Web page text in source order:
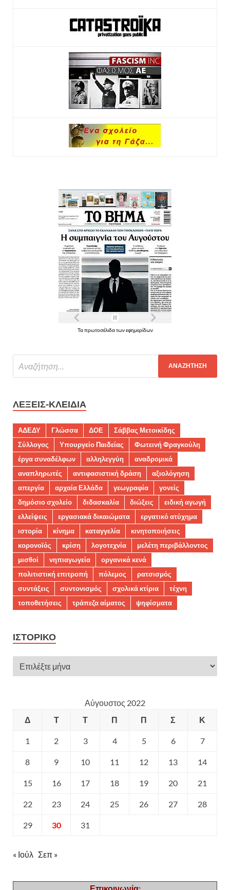
Τα πρωτοσέλιδα των εφημερίδων
ΛΈΞΕΙΣ-ΚΛΕΙΔΙΆ
ΑΔΕΔΥ Γλώσσα ΔΟΕ
Σάββας Μετοικίδης
Σύλλογος
Υπουργείο Παιδείας
Φωτεινή Φραγκούλη
έργα συναδέλφων
αλληλεγγύη
αναδρομικά
αναπληρωτές
αντιφασιστική δράση
αξιολόγηση
απεργία
αρχαία Ελλάδα γεωγραφία
γονείς
δημόσιο σχολείο
διδασκαλία διώξεις
ειδική αγωγή
ελλείψεις
εργασιακά δικαιώματα
εργατικό ατύχημα
ιστορία
κίνημα καταγγελία
κινητοποιήσεις
κορονοϊός
κρίση λογοτεχνία
μελέτη περιβάλλοντος
μισθοί
νηπιαγωγεία
οργανικά κενά
πολιτιστική επιτροπή
πόλεμος
ρατσισμός
συντάξεις
συντονισμός σχολικά κτίρια
τέχνη
τοποθετήσεις
τράπεζα αίματος ψηφίσματα
ΙΣΤΟΡΙΚΌ
Αύγουστος 2022
Δ
Τ Τ Π Π Σ Κ
1 2 3 4 5 6 7
8 9 10 11 12 13 14
15 16 17 18 19 20 21
22 23 24 25 26 27 28
29 30 31
« Ιούλ Σεπ »
Επικοινωνία: